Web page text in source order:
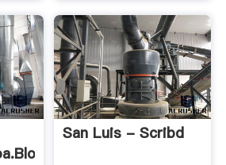
San Luis - Scribd